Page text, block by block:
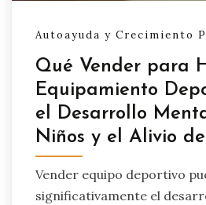
Autoayuda y Crecimiento
Qué Vender para
Equipamiento
el Desarrollo
Niños y el Alivio
Vender equipo deportivo
significativamente el